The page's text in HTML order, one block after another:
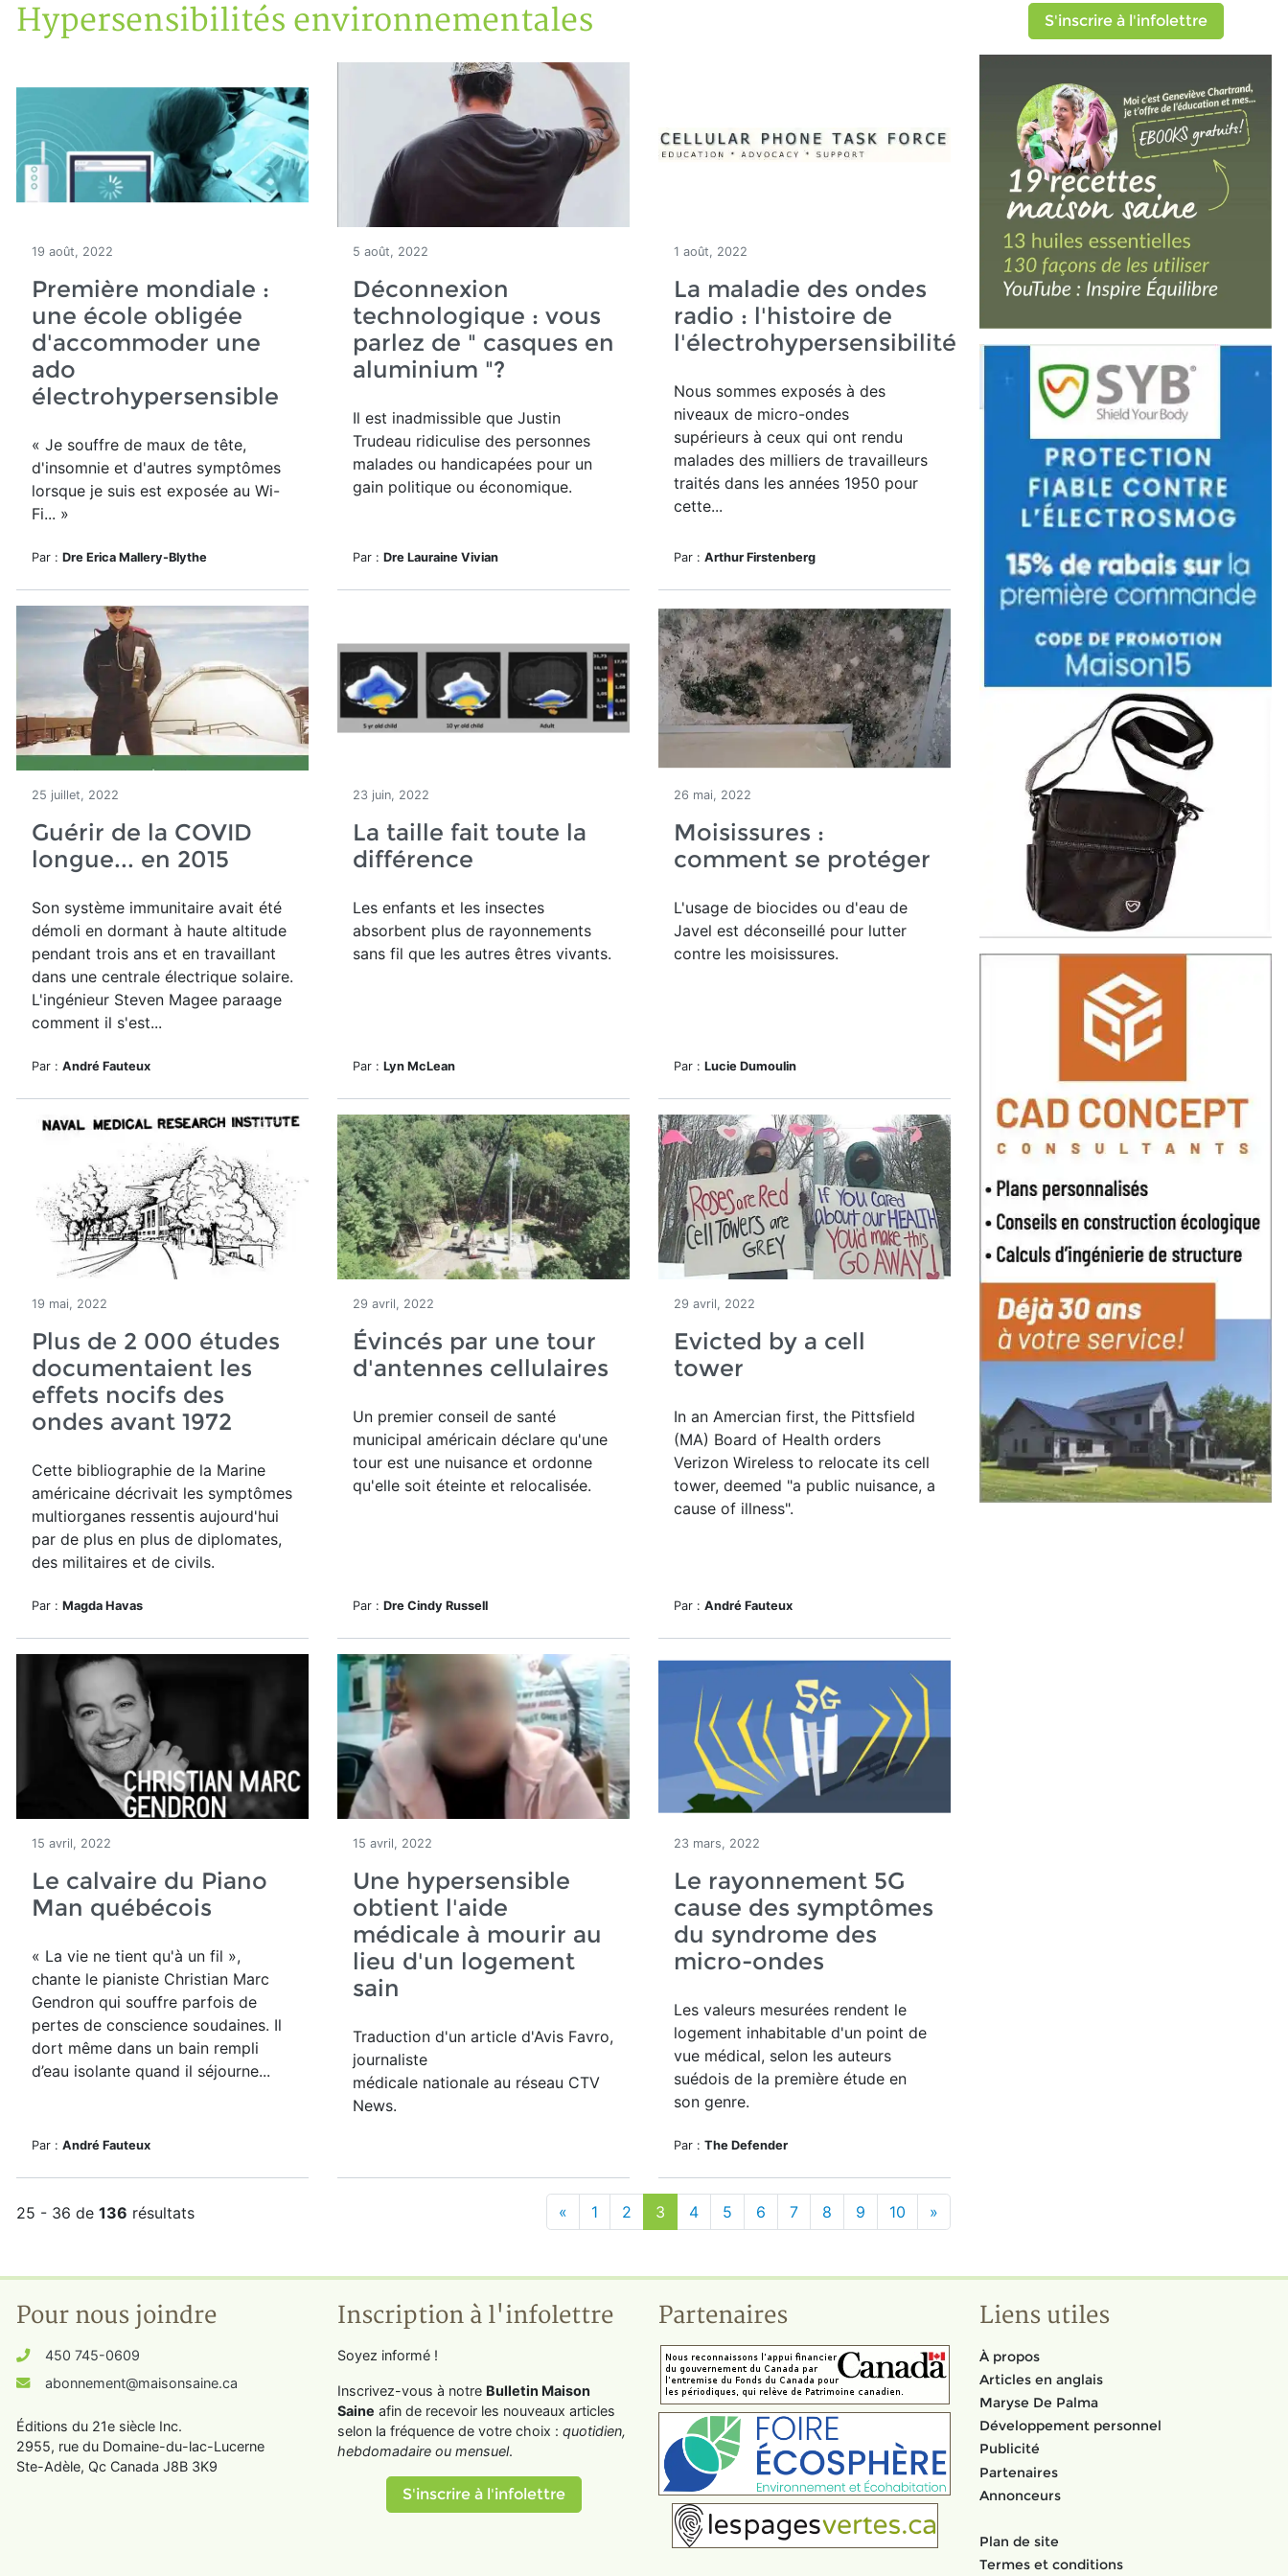
Accueil
Articles
Hypersensibilités environnementales
Hypersensibilités environnementales
19 août, 2022
Première mondiale :
une école obligée
d'accommoder une
ado
électrohypersensible
« Je souffre de maux de tête,
d'insomnie et d'autres symptômes
lorsque je suis est exposée au Wi-
Fi... »
Par : Dre Erica Mallery-Blythe
5 août, 2022
Déconnexion
technologique : vous
parlez de " casques en
aluminium "?
Il est inadmissible que Justin
Trudeau ridiculise des personnes
malades ou handicapées pour un
gain politique ou économique.
Par : Dre Lauraine Vivian
1 août, 2022
La maladie des ondes
radio : l'histoire de
l'électrohypersensibilité
Nous sommes exposés à des
niveaux de micro-ondes
supérieurs à ceux qui ont rendu
malades des milliers de travailleurs
traités dans les années 1950 pour
cette...
Par : Arthur Firstenberg
25 juillet, 2022
Guérir de la COVID
longue... en 2015
Son système immunitaire avait été
démoli en dormant à haute altitude
pendant trois ans et en travaillant
dans une centrale électrique solaire.
L'ingénieur Steven Magee paraage
comment il s'est...
Par : André Fauteux
23 juin, 2022
La taille fait toute la
différence
Les enfants et les insectes
absorbent plus de rayonnements
sans fil que les autres êtres vivants.
Par : Lyn McLean
26 mai, 2022
Moisissures :
comment se protéger
L'usage de biocides ou d'eau de
Javel est déconseillé pour lutter
contre les moisissures.
Par : Lucie Dumoulin
19 mai, 2022
Plus de 2 000 études
documentaient les
effets nocifs des
ondes avant 1972
Cette bibliographie de la Marine
américaine décrivait les symptômes
multiorganes ressentis aujourd'hui
par de plus en plus de diplomates,
des militaires et de civils.
Par : Magda Havas
29 avril, 2022
Évincés par une tour
d'antennes cellulaires
Un premier conseil de santé
municipal américain déclare qu'une
tour est une nuisance et ordonne
qu'elle soit éteinte et relocalisée.
Par : Dre Cindy Russell
29 avril, 2022
Evicted by a cell
tower
In an Amercian first, the Pittsfield
(MA) Board of Health orders
Verizon Wireless to relocate its cell
tower, deemed "a public nuisance, a
cause of illness".
Par : André Fauteux
15 avril, 2022
Le calvaire du Piano
Man québécois
« La vie ne tient qu'à un fil »,
chante le pianiste Christian Marc
Gendron qui souffre parfois de
pertes de conscience soudaines. Il
dort même dans un bain rempli
d’eau isolante quand il séjourne...
Par : André Fauteux
15 avril, 2022
Une hypersensible
obtient l'aide
médicale à mourir au
lieu d'un logement
sain
Traduction d'un article d'Avis Favro,
journaliste
médicale nationale au réseau CTV
News.
23 mars, 2022
Le rayonnement 5G
cause des symptômes
du syndrome des
micro-ondes
Les valeurs mesurées rendent le
logement inhabitable d'un point de
vue médical, selon les auteurs
suédois de la première étude en
son genre.
Par : The Defender
25 - 36 de 136 résultats « 1 2 3 4 5 6 7 8 9 10 »
S'inscrire à l'infolettre
Pour nous joindre
450 745-0609
abonnement@maisonsaine.ca
Éditions du 21e siècle Inc.
2955, rue du Domaine-du-lac-Lucerne
Ste-Adèle, Qc Canada J8B 3K9
Inscription à l'infolettre
Soyez informé !
Inscrivez-vous à notre Bulletin Maison
Saine afin de recevoir les nouveaux articles
selon la fréquence de votre choix : quotidien,
hebdomadaire ou mensuel.
S'inscrire à l'infolettre
Partenaires Liens utiles
À propos
Articles en anglais
Maryse De Palma
Développement personnel
Publicité
Partenaires
Annonceurs
Plan de site
Termes et conditions